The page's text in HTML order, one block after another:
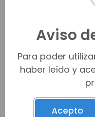
Aviso
Para poder
haber leído y
Acepto